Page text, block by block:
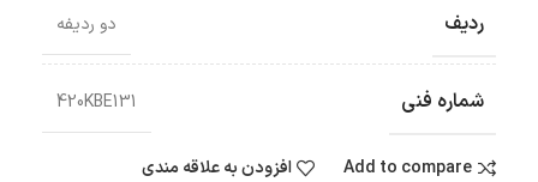
ردیف دو ردیفه
شماره فنی 420KBE131
Add to compare افزودن به علاقه مندی